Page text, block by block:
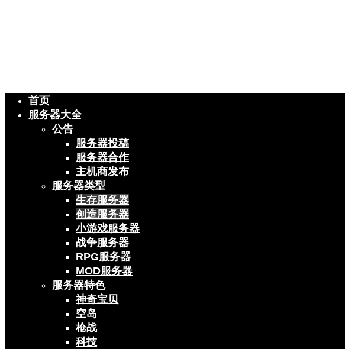
首页
服务器大全
公告
服务器投稿
服务器合作
主机商发布
服务器类型
生存服务器
创造服务器
小游戏服务器
战争服务器
RPG服务器
MOD服务器
服务器特色
神奇宝贝
空岛
枪战
科技